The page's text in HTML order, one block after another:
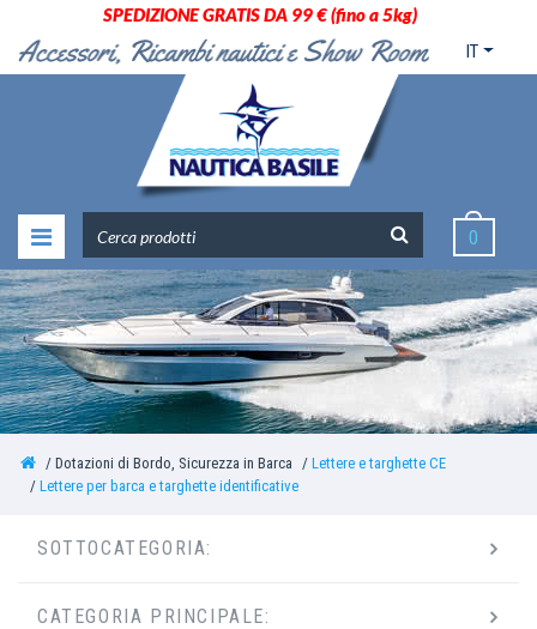
SPEDIZIONE GRATIS DA 99 € (fino a 5kg)
IT
0
Dotazioni di Bordo, Sicurezza in Barca
Lettere e targhette CE
Lettere per barca e targhette identificative
SOTTOCATEGORIA:
CATEGORIA PRINCIPALE: